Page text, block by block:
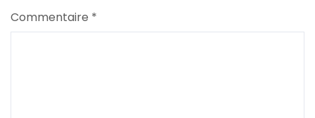
Commentaire *